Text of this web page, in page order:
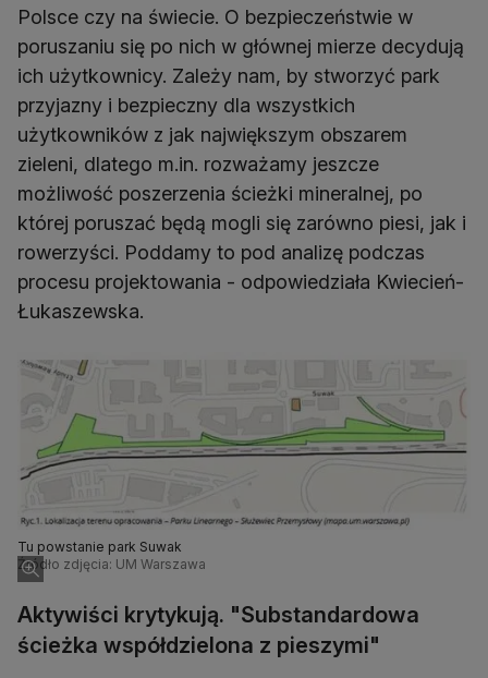
Polsce czy na świecie. O bezpieczeństwie w
poruszaniu się po nich w głównej mierze decydują
ich użytkownicy. Zależy nam, by stworzyć park
przyjazny i bezpieczny dla wszystkich
użytkowników z jak największym obszarem
zieleni, dlatego m.in. rozważamy jeszcze
możliwość poszerzenia ścieżki mineralnej, po
której poruszać będą mogli się zarówno piesi, jak i
rowerzyści. Poddamy to pod analizę podczas
procesu projektowania - odpowiedziała Kwiecień-
Łukaszewska.
Tu powstanie park Suwak
Źródło zdjęcia: UM Warszawa
Aktywiści krytykują. "Substandardowa
ścieżka współdzielona z pieszymi"